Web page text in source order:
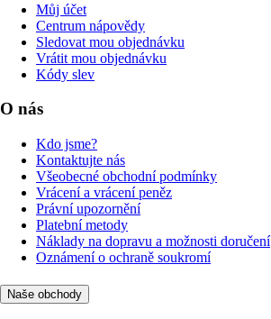
Můj účet
Centrum nápovědy
Sledovat mou objednávku
Vrátit mou objednávku
Kódy slev
O nás
Kdo jsme?
Kontaktujte nás
Všeobecné obchodní podmínky
Vrácení a vrácení peněz
Právní upozornění
Platební metody
Náklady na dopravu a možnosti doručení
Oznámení o ochraně soukromí
Naše obchody